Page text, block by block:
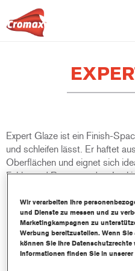
Expert Glaze ist ein Finish-
und schleifen lässt. Er haftet
Oberflächen und eignet sich
Fehler und Poren vor dem
Produktmerkmale
Müheloses Auftragen
Einfach zu schleifen
Porenfreie Oberfläche
Wir verarbeiten Ihre
und Dienste zu messen und zu
Marketingkampagnen zu
Werbung bereitzustellen. Wenn
können Sie Ihre Datenschutzrechte
Informationen finden Sie in